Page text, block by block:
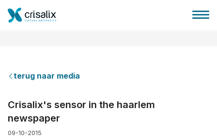
3D business platform
terug naar media
Crisalix's sensor in the haarlem
newspaper
09-10-2015